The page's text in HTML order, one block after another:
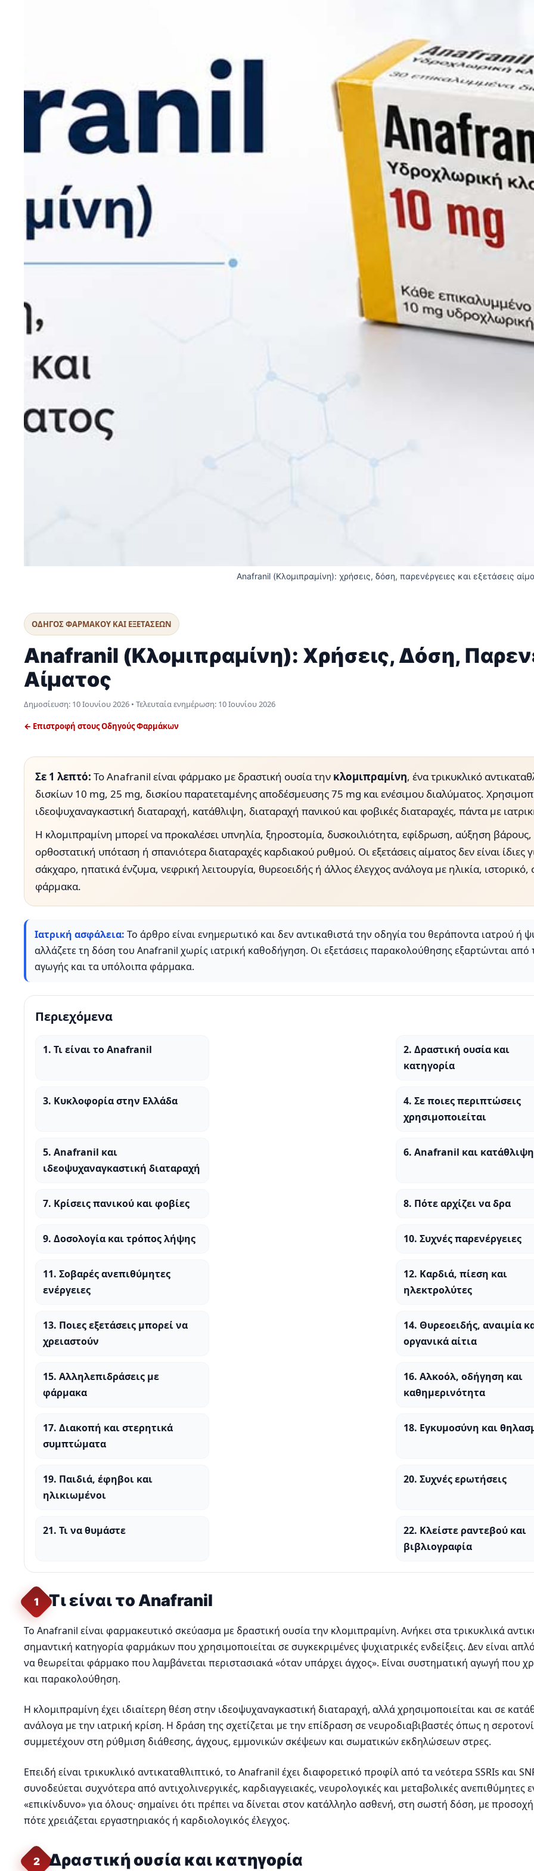
Anafranil (Κλομιπραμίνη): χρήσεις, δόση, παρενέργειες και εξετάσεις
ΟΔΗΓΟΣ ΦΑΡΜΑΚΟΥ ΚΑΙ ΕΞΕΤΑΣΕΩΝ
Anafranil (Κλομιπραμίνη): Χρήσεις, Δόση,
Αίματος
Δημοσίευση: 10 Ιουνίου 2026 • Τελευταία ενημέρωση: 10 Ιουνίου 2026
← Επιστροφή στους Οδηγούς Φαρμάκων
Σε 1 λεπτό: Το Anafranil είναι φάρμακο με δραστική ουσία την κλομιπραμίνη, ένα τρικυκλικό
δισκίων 10 mg, 25 mg, δισκίου παρατεταμένης αποδέσμευσης 75 mg και ενέσιμου διαλύματος.
ιδεοψυχαναγκαστική διαταραχή, κατάθλιψη, διαταραχή πανικού και φοβικές διαταραχές, πάντα με
Η κλομιπραμίνη μπορεί να προκαλέσει υπνηλία, ξηροστομία, δυσκοιλιότητα, εφίδρωση, αύξηση βάρους,
ορθοστατική υπόταση ή σπανιότερα διαταραχές καρδιακού ρυθμού. Οι εξετάσεις αίματος δεν είναι ίδιες
σάκχαρο, ηπατικά ένζυμα, νεφρική λειτουργία, θυρεοειδής ή άλλος έλεγχος ανάλογα με ηλικία,
φάρμακα.
Ιατρική ασφάλεια: Το άρθρο είναι ενημερωτικό και δεν αντικαθιστά την οδηγία του θεράποντα ιατρού ή
αλλάζετε τη δόση του Anafranil χωρίς ιατρική καθοδήγηση. Οι εξετάσεις παρακολούθησης εξαρτώνται από
αγωγής και τα υπόλοιπα φάρμακα.
Περιεχόμενα
1. Τι είναι το Anafranil
2. Δραστική ουσία και
κατηγορία
3. Κυκλοφορία στην Ελλάδα
4. Σε ποιες περιπτώσεις
χρησιμοποιείται
5. Anafranil και
ιδεοψυχαναγκαστική διαταραχή
6. Anafranil και κατάθλιψη
7. Κρίσεις πανικού και φοβίες 8. Πότε αρχίζει να δρα
9. Δοσολογία και τρόπος λήψης 10. Συχνές παρενέργειες
11. Σοβαρές ανεπιθύμητες
ενέργειες
12. Καρδιά, πίεση και
ηλεκτρολύτες
13. Ποιες εξετάσεις μπορεί να
χρειαστούν
14. Θυρεοειδής, αναιμία
οργανικά αίτια
15. Αλληλεπιδράσεις με
φάρμακα
16. Αλκοόλ, οδήγηση και
καθημερινότητα
17. Διακοπή και στερητικά
συμπτώματα
18. Εγκυμοσύνη και
19. Παιδιά, έφηβοι και
ηλικιωμένοι
20. Συχνές ερωτήσεις
21. Τι να θυμάστε
22. Κλείστε ραντεβού και
βιβλιογραφία
1 Τι είναι το Anafranil
Το Anafranil είναι φαρμακευτικό σκεύασμα με δραστική ουσία την κλομιπραμίνη. Ανήκει στα τρικυκλικά
σημαντική κατηγορία φαρμάκων που χρησιμοποιείται σε συγκεκριμένες ψυχιατρικές ενδείξεις. Δεν είναι
να θεωρείται φάρμακο που λαμβάνεται περιστασιακά «όταν υπάρχει άγχος». Είναι συστηματική αγωγή που
και παρακολούθηση.
Η κλομιπραμίνη έχει ιδιαίτερη θέση στην ιδεοψυχαναγκαστική διαταραχή, αλλά χρησιμοποιείται και σε
ανάλογα με την ιατρική κρίση. Η δράση της σχετίζεται με την επίδραση σε νευροδιαβιβαστές όπως η
συμμετέχουν στη ρύθμιση διάθεσης, άγχους, εμμονικών σκέψεων και σωματικών εκδηλώσεων στρες.
Επειδή είναι τρικυκλικό αντικαταθλιπτικό, το Anafranil έχει διαφορετικό προφίλ από τα νεότερα SSRIs και
συνοδεύεται συχνότερα από αντιχολινεργικές, καρδιαγγειακές, νευρολογικές και μεταβολικές ανεπιθύμητες
«επικίνδυνο» για όλους· σημαίνει ότι πρέπει να δίνεται στον κατάλληλο ασθενή, στη σωστή δόση, με
πότε χρειάζεται εργαστηριακός ή καρδιολογικός έλεγχος.
2 Δραστική ουσία και κατηγορία